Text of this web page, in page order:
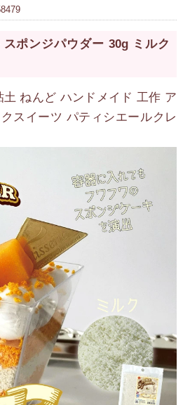
ポンジパウダー 30g ミルク
ねんど ハンドメイド 工作 ア
スイーツ パティシエールクレ